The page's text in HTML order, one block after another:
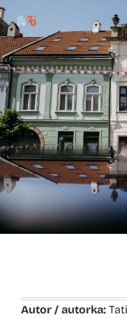
Autor / autorka: